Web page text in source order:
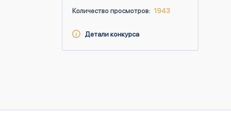
Количество просмотров: 1943
Детали конкурса